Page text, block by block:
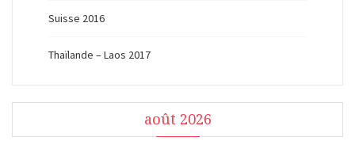
Suisse 2016
Thaïlande – Laos 2017
août 2026